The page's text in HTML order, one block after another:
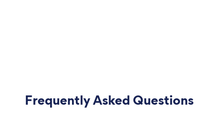
Frequently Asked Questions